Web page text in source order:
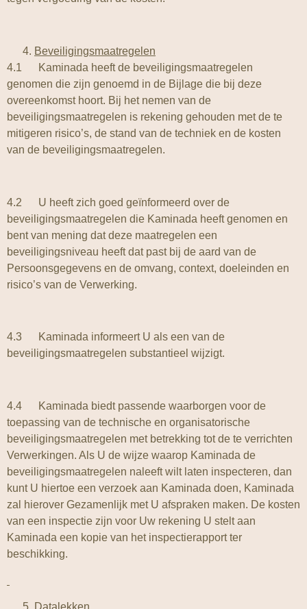
Beveiligingsmaatregelen
4.1 Kaminada heeft de beveiligingsmaatregelen
genomen die zijn genoemd in de Bijlage die bij deze
overeenkomst hoort. Bij het nemen van de
beveiligingsmaatregelen is rekening gehouden met de te
mitigeren risico’s, de stand van de techniek en de kosten
van de beveiligingsmaatregelen.
4.2 U heeft zich goed geïnformeerd over de
beveiligingsmaatregelen die Kaminada heeft genomen en
bent van mening dat deze maatregelen een
beveiligingsniveau heeft dat past bij de aard van de
Persoonsgegevens en de omvang, context, doeleinden en
risico’s van de Verwerking.
4.3 Kaminada informeert U als een van de
beveiligingsmaatregelen substantieel wijzigt.
4.4 Kaminada biedt passende waarborgen voor de
toepassing van de technische en organisatorische
beveiligingsmaatregelen met betrekking tot de te verrichten
Verwerkingen. Als U de wijze waarop Kaminada de
beveiligingsmaatregelen naleeft wilt laten inspecteren, dan
kunt U hiertoe een verzoek aan Kaminada doen, Kaminada
zal hierover Gezamenlijk met U afspraken maken. De kosten
van een inspectie zijn voor Uw rekening U stelt aan
Kaminada een kopie van het inspectierapport ter
beschikking.
Datalekken